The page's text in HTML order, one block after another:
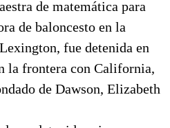
de matemática para
de baloncesto en la
fue detenida en
la frontera con California,
de Dawson, Elizabeth